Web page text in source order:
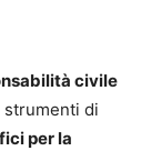
civile
strumenti di
per la